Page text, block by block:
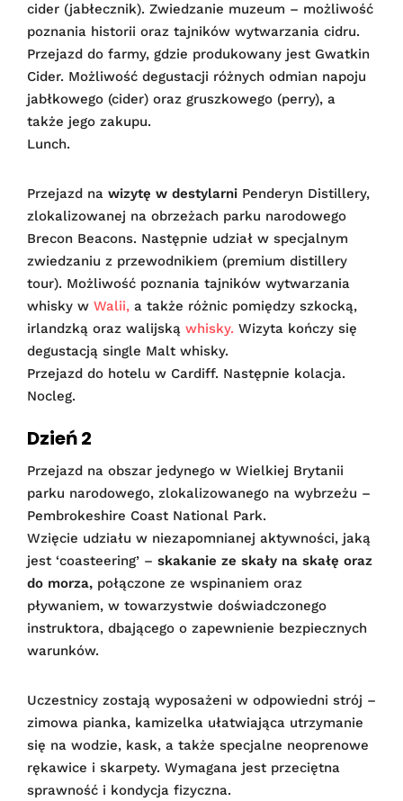
cider (jabłecznik). Zwiedzanie muzeum – możliwość
poznania historii oraz tajników wytwarzania cidru.
Przejazd do farmy, gdzie produkowany jest Gwatkin
Cider. Możliwość degustacji różnych odmian napoju
jabłkowego (cider) oraz gruszkowego (perry), a
także jego zakupu.
Lunch.
Przejazd na wizytę w destylarni Penderyn Distillery,
zlokalizowanej na obrzeżach parku narodowego
Brecon Beacons. Następnie udział w specjalnym
zwiedzaniu z przewodnikiem (premium distillery
tour). Możliwość poznania tajników wytwarzania
whisky w Walii, a także różnic pomiędzy szkocką,
irlandzką oraz walijską whisky. Wizyta kończy się
degustacją single Malt whisky.
Przejazd do hotelu w Cardiff. Następnie kolacja.
Nocleg.
Dzień 2
Przejazd na obszar jedynego w Wielkiej Brytanii
parku narodowego, zlokalizowanego na wybrzeżu –
Pembrokeshire Coast National Park.
Wzięcie udziału w niezapomnianej aktywności, jaką
jest ‘coasteering’ – skakanie ze skały na skałę oraz
do morza, połączone ze wspinaniem oraz
pływaniem, w towarzystwie doświadczonego
instruktora, dbającego o zapewnienie bezpiecznych
warunków.
Uczestnicy zostają wyposażeni w odpowiedni strój –
zimowa pianka, kamizelka ułatwiająca utrzymanie
się na wodzie, kask, a także specjalne neoprenowe
rękawice i skarpety. Wymagana jest przeciętna
sprawność i kondycja fizyczna.